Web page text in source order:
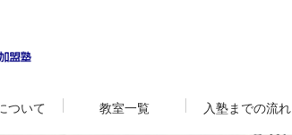
ついて 教室一覧 入塾までの流れ